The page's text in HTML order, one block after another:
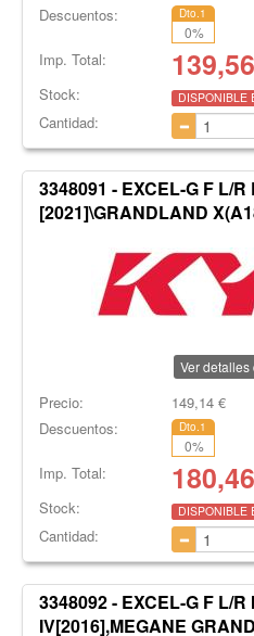
Descuentos:
Dto.1
0%
Imp. Total: 139,56
Stock: DISPONIBLE
Cantidad:
3348091 - EXCEL-G F L/R
[2021]\GRANDLAND
Ver detalles
Precio: 149,14€
Descuentos:
Dto.1
0%
Imp. Total: 180,46
Stock: DISPONIBLE
Cantidad:
3348092 - EXCEL-G F L/R
IV[2016],MEGANE